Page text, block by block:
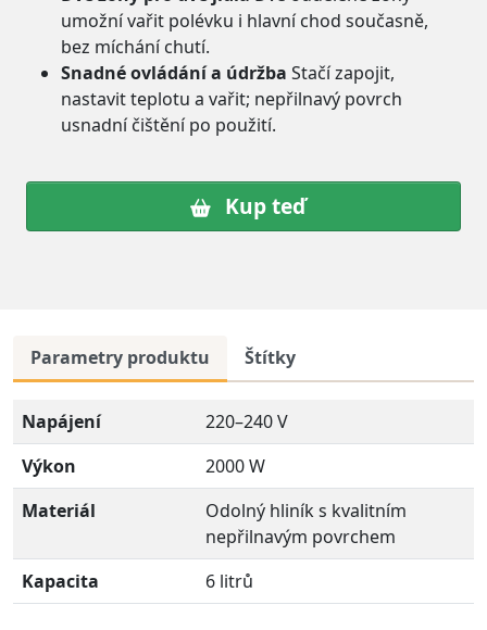
umožní vařit polévku i hlavní chod současně,
bez míchání chutí.
Snadné ovládání a údržba Stačí zapojit,
nastavit teplotu a vařit; nepřilnavý povrch
usnadní čištění po použití.
Kup teď
Parametry produktu Štítky
Napájení
220–240 V
Výkon
2000 W
Materiál
Odolný hliník s kvalitním
nepřilnavým povrchem
Kapacita
6 litrů